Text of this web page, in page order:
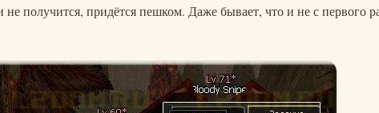
получится, придётся пешком. Даже бывает, что и не с первого